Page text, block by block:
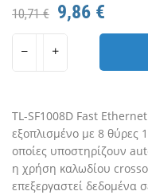
10,71 € 9,86 €
TL-SF1008D Fast
εξοπλισμένο με 8 θύρες
οποίες υποστηρίζουν
η χρήση καλωδίου
επεξεργαστεί δεδομένα